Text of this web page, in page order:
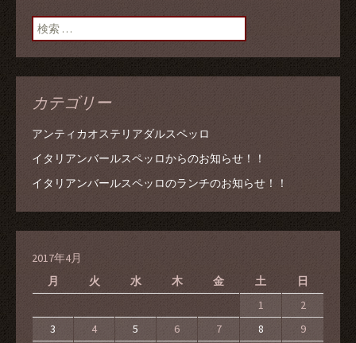
検索:
カテゴリー
アンティカオステリアダルスペッロ
イタリアンバールスペッロからのお知らせ！！
イタリアンバールスペッロのランチのお知らせ！！
2017年4月
月
火 水 木 金 土 日
1
2
3
4 5 6 7 8
9